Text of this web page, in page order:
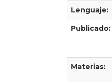
Lenguaje:
Publicado:
Materias: